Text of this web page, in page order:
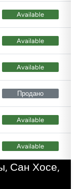
Available
Available
Available
Продано
Available
Available
Сан Хосе,